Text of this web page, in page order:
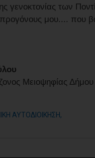
γενοκτονίας των
μου.... που
Μειοψηφίας
ΑΥΤΟΔΙΟΙΚΗΣΗ,